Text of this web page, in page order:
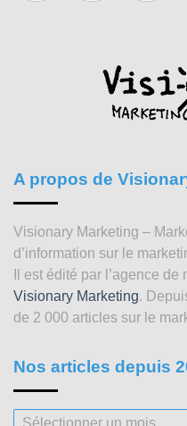
A propos de
Visionary Marketing –
d’information sur le
Il est édité par l’agence
Visionary Marketing.
de 2 000 articles sur le
Nos articles depuis
Nos